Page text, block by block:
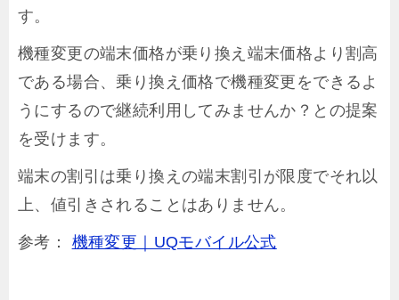
す。
機種変更の端末価格が乗り換え端末価格より割高
である場合、乗り換え価格で機種変更をできるよ
うにするので継続利用してみませんか？との提案
を受けます。
端末の割引は乗り換えの端末割引が限度でそれ以
上、値引きされることはありません。
参考： 機種変更｜UQモバイル公式